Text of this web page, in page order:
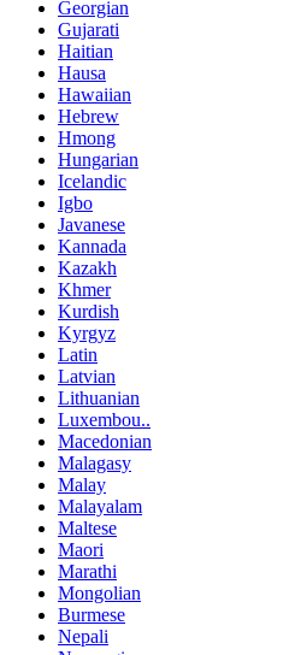
Georgian
Gujarati
Haitian
Hausa
Hawaiian
Hebrew
Hmong
Hungarian
Icelandic
Igbo
Javanese
Kannada
Kazakh
Khmer
Kurdish
Kyrgyz
Latin
Latvian
Lithuanian
Luxembou..
Macedonian
Malagasy
Malay
Malayalam
Maltese
Maori
Marathi
Mongolian
Burmese
Nepali